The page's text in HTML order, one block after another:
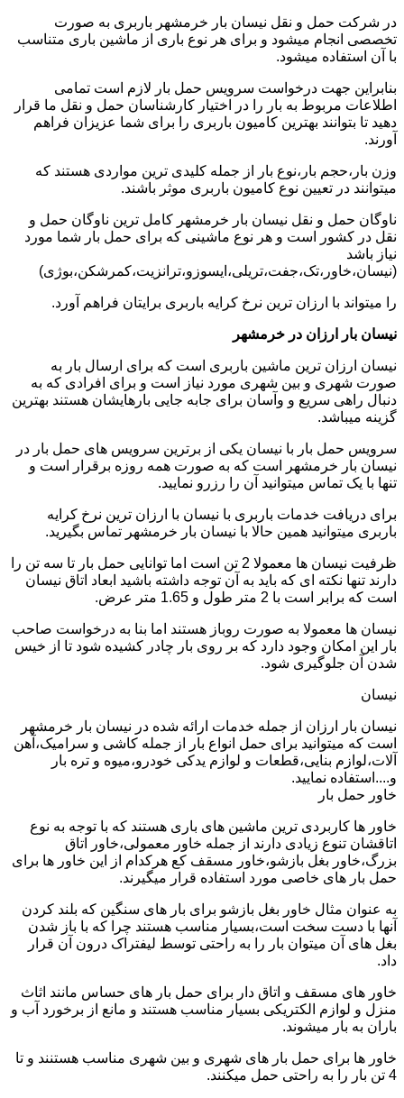
در شرکت حمل و نقل نیسان بار خرمشهر باربری به صورت
تخصصی انجام میشود و برای هر نوع باری از ماشین باری متناسب
با آن استفاده میشود.
بنابراین جهت درخواست سرویس حمل بار لازم است تمامی
اطلاعات مربوط به بار را در اختیار کارشناسان حمل و نقل ما قرار
دهید تا بتوانند بهترین کامیون باربری را برای شما عزیزان فراهم
آورند.
وزن بار،حجم بار،نوع بار از جمله کلیدی ترین مواردی هستند که
میتوانند در تعیین نوع کامیون باربری موثر باشند.
ناوگان حمل و نقل نیسان بار خرمشهر کامل ترین ناوگان حمل و
نقل در کشور است و هر نوع ماشینی که برای حمل بار شما مورد
نیاز باشد
(نیسان،خاور،تک،جفت،تریلی،ایسوزو،ترانزیت،کمرشکن،بوژی)
را میتواند با ارزان ترین نرخ کرایه باربری برایتان فراهم آورد.
نیسان بار ارزان در خرمشهر
نیسان ارزان ترین ماشین باربری است که برای ارسال بار به
صورت شهری و بین شهری مورد نیاز است و برای افرادی که به
دنبال راهی سریع و وآسان برای جابه جایی بارهایشان هستند بهترین
گزینه میباشد.
سرویس حمل بار با نیسان یکی از برترین سرویس های حمل بار در
نیسان بار خرمشهر است که به صورت همه روزه برقرار است و
تنها با یک تماس میتوانید آن را رزرو نمایید.
برای دریافت خدمات باربری با نیسان با ارزان ترین نرخ کرایه
باربری میتوانید همین حالا با نیسان بار خرمشهر تماس بگیرید.
ظرفیت نیسان ها معمولا 2 تن است اما توانایی حمل بار تا سه تن را
دارند تنها نکته ای که باید به آن توجه داشته باشید ابعاد اتاق نیسان
است که برابر است با 2 متر طول و 1.65 متر عرض.
نیسان ها معمولا به صورت روباز هستند اما بنا به درخواست صاحب
بار این امکان وجود دارد که بر روی بار چادر کشیده شود تا از خیس
شدن آن جلوگیری شود.
نیسان
نیسان بار ارزان از جمله خدمات ارائه شده در نیسان بار خرمشهر
است که میتوانید برای حمل انواع بار از جمله کاشی و سرامیک،آهن
آلات،لوازم بنایی،قطعات و لوازم یدکی خودرو،میوه و تره بار
و....استفاده نمایید.
خاور حمل بار
خاور ها کاربردی ترین ماشین های باری هستند که با توجه به نوع
اتاقشان تنوع زیادی دارند از جمله خاور معمولی،خاور اتاق
بزرگ،خاور بغل بازشو،خاور مسقف کع هرکدام از این خاور ها برای
حمل بار های خاصی مورد استفاده قرار میگیرند.
به عنوان مثال خاور بغل بازشو برای بار های سنگین که بلند کردن
آنها با دست سخت است،بسیار مناسب هستند چرا که با باز شدن
بغل های آن میتوان بار را به راحتی توسط لیفتراک درون آن قرار
داد.
خاور های مسقف و اتاق دار برای حمل بار های حساس مانند اثاث
منزل و لوازم الکتریکی بسیار مناسب هستند و مانع از برخورد آب و
باران به بار میشوند.
خاور ها برای حمل بار های شهری و بین شهری مناسب هستنند و تا
4 تن بار را به راحتی حمل میکنند.